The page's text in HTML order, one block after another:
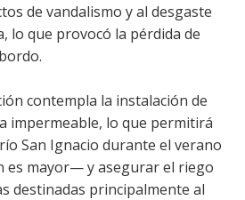
de vandalismo y al desgaste
lo que provocó la pérdida de
contempla la instalación de
impermeable, lo que permitirá
San Ignacio durante el verano
es mayor— y asegurar el riego
destinadas principalmente al